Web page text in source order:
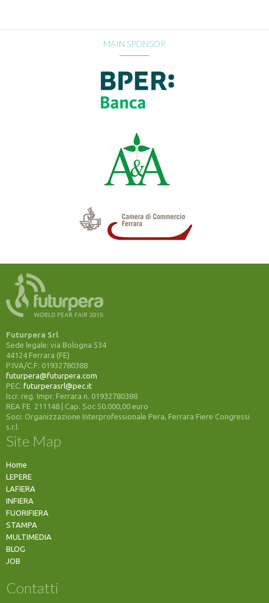
MAIN SPONSOR
Futurpera Srl
Sede legale: via Bologna 534
44124 Ferrara (FE)
P.IVA/C.F: 01932780388
futurpera@futurpera.com
PEC: futurperasrl@pec.it
Iscr. reg. Impr. Ferrara n. 01932780388
REA FE 211148 | Cap. Soc 50.000,00 euro
Soci: Organizzazione Interprofessionale Pera, Ferrara Fiere Congressi
s.r.l.
Site Map
Home
LEPERE
LAFIERA
INFIERA
FUORIFIERA
STAMPA
MULTIMEDIA
BLOG
JOB
Contatti